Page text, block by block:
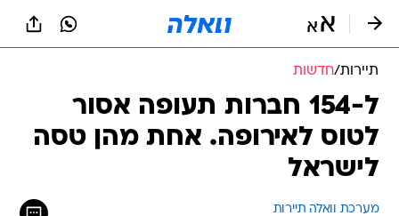
תיירות/חדשות
ל-154 חברות תעופה אסור
לטוס לאירופה. אחת מהן טסה
לישראל
מערכת וואלה תיירות